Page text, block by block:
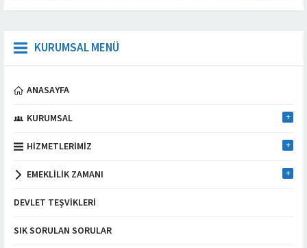
KURUMSAL MENÜ
ANASAYFA
KURUMSAL
HIZMETLERIMIZ
EMEKLILIK ZAMANI
DEVLET TEŞVIKLERI
SIK SORULAN SORULAR